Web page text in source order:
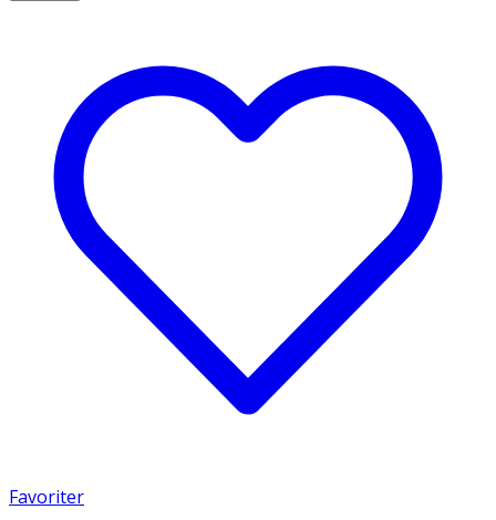
Favoriter